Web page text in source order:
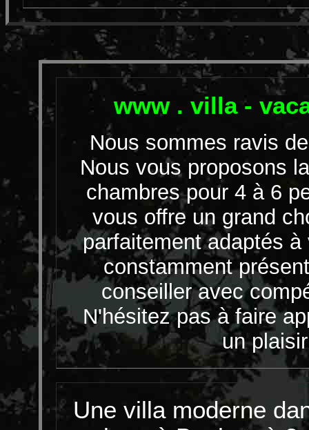
www . villa -
Nous sommes ravis
Nous vous proposons
chambres pour 4 à 6
vous offre un grand
parfaitement adaptés
constamment
conseiller avec
N'hésitez pas à faire
un
Une villa moderne